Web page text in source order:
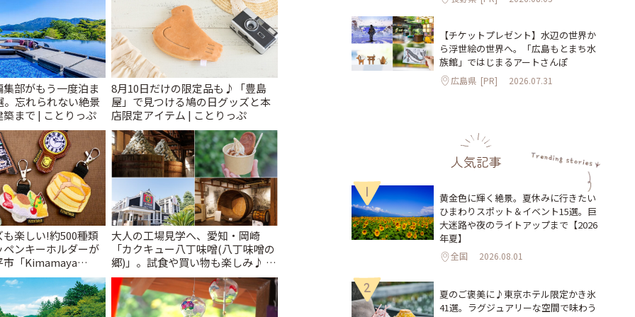
部がもう一度泊ま
。忘れられない絶景
まで | ことりっぷ
8月10日だけの限定品も♪「豊島
屋」で見つける鳩の日グッズと本
店限定アイテム | ことりっぷ
楽しい!約500種類
ンキーホルダーが
市「Kimamaya
っぷ
大人の工場見学へ、愛知・岡崎
「カクキュー八丁味噌(八丁味噌の
郷)」。試食や買い物も楽しみ♪ |
ことりっぷ
【チケットプレゼント】水辺の世界か
ら浮世絵の世界へ。「広島もとまち水
族館」ではじまるアートさんぽ
広島県 [PR] 2026.07.31
人気記事
1
黄金色に輝く絶景。夏休みに行きたい
ひまわりスポット＆イベント15選。巨
大迷路や夜のライトアップまで【2026
年夏】
全国 2026.08.01
2
夏のご褒美に♪東京ホテル限定かき氷
41選。ラグジュアリーな空間で味わう